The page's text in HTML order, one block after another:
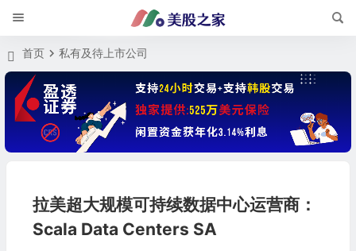
首页 私有及待上市公司
拉美超大规模可持续数据中心运营商：
Scala Data Centers SA